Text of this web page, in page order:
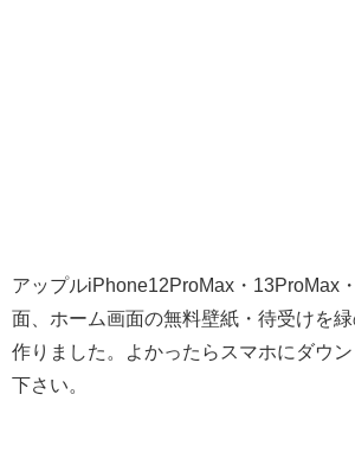
アップルiPhone12ProMax・13ProMax
面、ホーム画面の無料壁紙・待受けを
作りました。よかったらスマホにダウ
下さい。